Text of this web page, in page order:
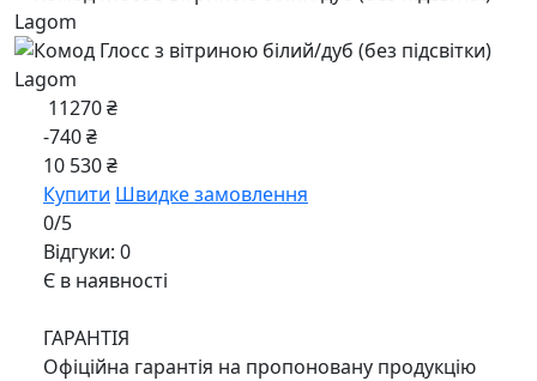
11270 ₴
-740 ₴
10 530 ₴
Купити Швидке замовлення
0/5
Відгуки: 0
Є в наявності
ГАРАНТІЯ
Офіційна гарантія на пропоновану продукцію